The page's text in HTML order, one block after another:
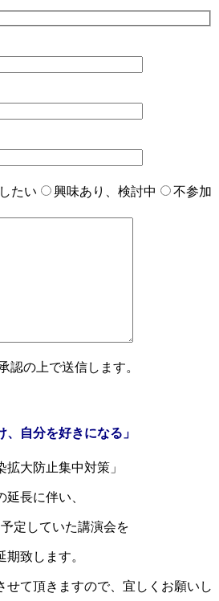
たい
興味あり、検討中
不参加
認の上で送信します。
自分を好きになる」
大防止集中対策」
長に伴い、
定していた講演会を
期致します。
せて頂きますので、宜しくお願いし